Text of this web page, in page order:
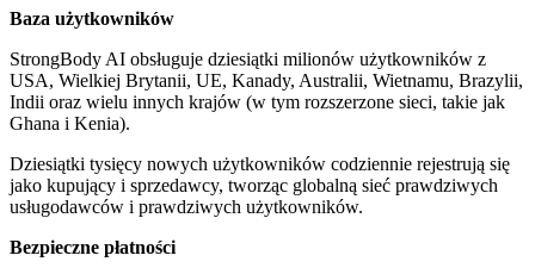
Baza użytkowników
StrongBody AI obsługuje dziesiątki milionów użytkowników z
USA, Wielkiej Brytanii, UE, Kanady, Australii, Wietnamu, Brazylii,
Indii oraz wielu innych krajów (w tym rozszerzone sieci, takie jak
Ghana i Kenia).
Dziesiątki tysięcy nowych użytkowników codziennie rejestrują się
jako kupujący i sprzedawcy, tworząc globalną sieć prawdziwych
usługodawców i prawdziwych użytkowników.
Bezpieczne płatności